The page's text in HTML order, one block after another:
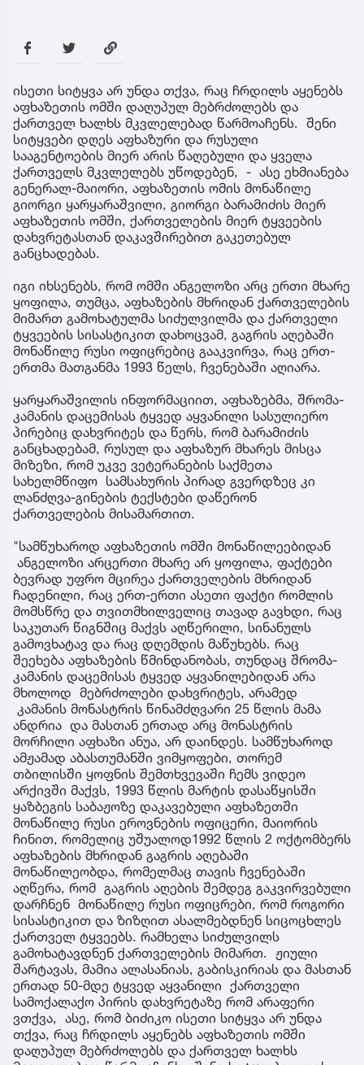
ისეთი სიტყვა არ უნდა თქვა, რაც ჩრდილს აყენებს
აფხაზეთის ომში დაღუპულ მებრძოლებს და
ქართველ ხალხს მკვლელებად წარმოაჩენს. შენი
სიტყვები დღეს აფხაზური და რუსული
სააგენტოების მიერ არის წაღებული და ყველა
ქართველს მკვლელებს უწოდებენ, - ასე ეხმიანება
გენერალ-მაიორი, აფხაზეთის ომის მონაწილე
გიორგი ყარყარაშვილი, გიორგი ბარამიძის მიერ
აფხაზეთის ომში, ქართველების მიერ ტყვეების
დახვრეტასთან დაკავშირებით გაკეთებულ
განცხადებას.
იგი იხსენებს, რომ ომში ანგელოზი არც ერთი მხარე
ყოფილა, თუმცა, აფხაზების მხრიდან ქართველების
მიმართ გამოხატულმა სიძულვილმა და ქართველი
ტყვეების სისასტიკით დახოცვამ, გაგრის აღებაში
მონაწილე რუსი ოფიცრებიც გააკვირვა, რაც ერთ-
ერთმა მათგანმა 1993 წელს, ჩვენებაში აღიარა.
ყარყარაშვილის ინფორმაციით, აფხაზებმა, შრომა-
კამანის დაცემისას ტყვედ აყვანილი სასულიერო
პირებიც დახვრიტეს და წერს, რომ ბარამიძის
განცხადებამ, რუსულ და აფხაზურ მხარეს მისცა
მიზეზი, რომ უკვე ვეტერანების საქმეთა
სახელმწიფო სამსახურის პირად გვერდზეც კი
ლანძღვა-გინების ტექსტები დაწერონ
ქართველების მისამართით.
"სამწუხაროდ აფხაზეთის ომში მონაწილეებიდან
ანგელოზი არცერთი მხარე არ ყოფილა, ფაქტები
ბევრად უფრო მცირეა ქართველების მხრიდან
ჩადენილი, რაც ერთ-ერთი ასეთი ფაქტი რომლის
მომსწრე და თვითმხილველიც თავად გავხდი, რაც
საკუთარ წიგნშიც მაქვს აღწერილი, სინანულს
გამოვხატავ და რაც დღემდის მაწუხებს. რაც
შეეხება აფხაზების წმინდანობას, თუნდაც შრომა-
კამანის დაცემისას ტყვედ აყვანილებიდან არა
მხოლოდ მებრძოლები დახვრიტეს, არამედ
კამანის მონასტრის წინამძღვარი 25 წლის მამა
ანდრია და მასთან ერთად არც მონასტრის
მორჩილი აფხაზი ანუა, არ დაინდეს. სამწუხაროდ
ამჟამად აბასთუმანში ვიმყოფები, თორემ
თბილისში ყოფნის შემთხვევაში ჩემს ვიდეო
არქივში მაქვს, 1993 წლის მარტის დასაწყისში
ყაზბეგის საბაჟოზე დაკავებული აფხაზეთში
მონაწილე რუსი ეროვნების ოფიცერი, მაიორის
ჩინით, რომელიც უშუალოდ1992 წლის 2 ოქტომბერს
აფხაზების მხრიდან გაგრის აღებაში
მონაწილეობდა, რომელმაც თავის ჩვენებაში
აღწერა, რომ გაგრის აღების შემდეგ გაკვირვებული
დარჩნენ მონაწილე რუსი ოფიცრები, რომ როგორი
სისასტიკით და ზიზღით ასალმებდნენ სიცოცხლეს
ქართველ ტყვეებს. რამხელა სიძულვილს
გამოხატავდნენ ქართველების მიმართ. ჟიული
შარტავას, მამია ალასანიას, გაბისკირიას და მასთან
ერთად 50-მდე ტყვედ აყვანილი ქართველი
სამოქალაქო პირის დახვრეტაზე რომ არაფერი
ვთქვა, ასე, რომ ბიძიკო ისეთი სიტყვა არ უნდა
თქვა, რაც ჩრდილს აყენებს აფხაზეთის ომში
დაღუპულ მებრძოლებს და ქართველ ხალხს